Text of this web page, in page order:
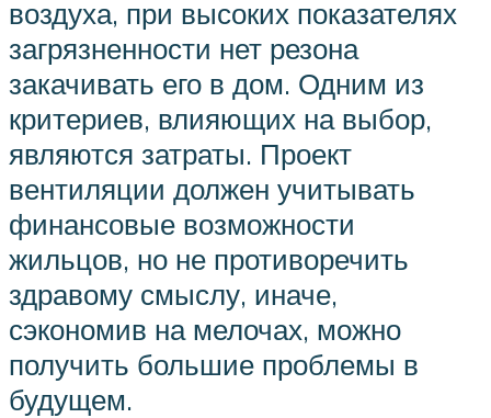
воздуха, при высоких показателях
загрязненности нет резона
закачивать его в дом. Одним из
критериев, влияющих на выбор,
являются затраты. Проект
вентиляции должен учитывать
финансовые возможности
жильцов, но не противоречить
здравому смыслу, иначе,
сэкономив на мелочах, можно
получить большие проблемы в
будущем.